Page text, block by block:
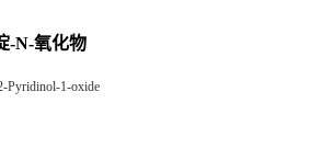
-N-氧化物
Pyridinol-1-oxide